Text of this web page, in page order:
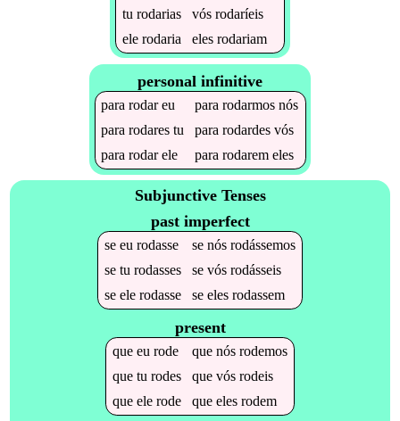
tu rodarias vós rodaríeis
ele rodaria eles rodariam
personal infinitive
pararodareu pararodarmos nós
pararodares tu pararodardes vós
pararodarele pararodarem eles
Subjunctive Tenses
past imperfect
se eu rodasse se nós rodássemos
se tu rodasses se vós rodásseis
se ele rodasse se eles rodassem
present
que eu rode que nós rodemos
que tu rodes que vós rodeis
que ele rode que eles rodem